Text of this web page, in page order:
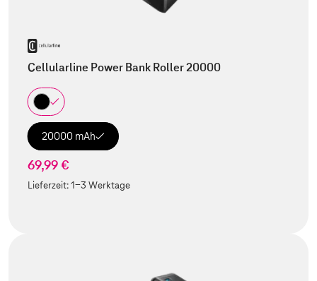
Cellularline Power Bank Roller 20000
20000 mAh
69,99 €
Lieferzeit:1-3 Werktage